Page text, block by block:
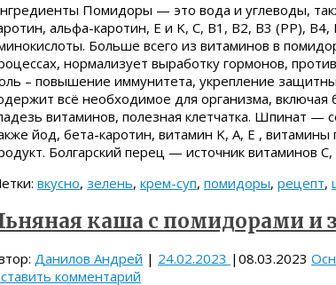
Помидоры — это вода и углеводы,
альфа-каротин, E и K, C, B1, B2, B3 (PP),
Больше всего из витаминов в
нормализует выработку гормонов,
– повышение иммунитета, укрепление
всё необходимое для организма,
витаминов, полезная клетчатка. Шпинат —
йод, бета-каротин, витамин K, A, E ,
Болгарский перец — источник витаминов
вкусно, зелень, крем-суп, помидоры, рецепт,
каша с помидорами и
Данилов Андрей | 24.02.2023 | 08.03.2023
комментарий